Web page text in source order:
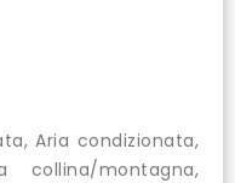
Aria condizionata,
collina/montagna,